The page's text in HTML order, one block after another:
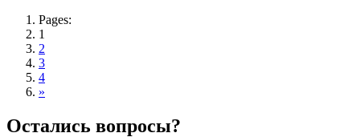
Pages:
1
2
3
4
»
Остались вопросы?